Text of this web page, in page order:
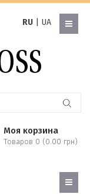
RU| UA
Моя корзина
Товаров 0 (0.00 грн)